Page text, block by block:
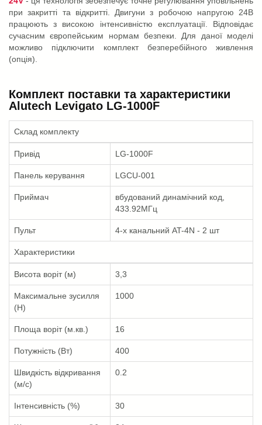
при закритті та відкритті. Двигуни з робочою напругою 24В
працюють з високою інтенсивністю експлуатації. Відповідає
сучасним європейським нормам безпеки. Для даної моделі
можливо підключити комплект безперебійного живлення
(опція).
Комплект поставки та характеристики
Alutech Levigato LG-1000F
Склад комплекту
Привід LG-1000F
Панель керування LGCU-001
Приймач
вбудований динамічний код,
433.92МГц
Пульт 4-х канальний AT-4N - 2 шт
Характеристики
Висота воріт (м) 3,3
Максимальне зусилля
(Н)
1000
Площа воріт (м.кв.) 16
Потужність (Вт) 400
Швидкість відкривання
(м/с)
0.2
Інтенсивність (%) 30